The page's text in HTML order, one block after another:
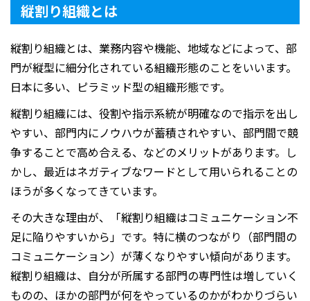
縦割り組織とは
縦割り組織とは、業務内容や機能、地域などによって、部
門が縦型に細分化されている組織形態のことをいいます。
日本に多い、ピラミッド型の組織形態です。
縦割り組織には、役割や指示系統が明確なので指示を出し
やすい、部門内にノウハウが蓄積されやすい、部門間で競
争することで高め合える、などのメリットがあります。し
かし、最近はネガティブなワードとして用いられることの
ほうが多くなってきています。
その大きな理由が、「縦割り組織はコミュニケーション不
足に陥りやすいから」です。特に横のつながり（部門間の
コミュニケーション）が薄くなりやすい傾向があります。
縦割り組織は、自分が所属する部門の専門性は増していく
ものの、ほかの部門が何をやっているのかがわかりづらい